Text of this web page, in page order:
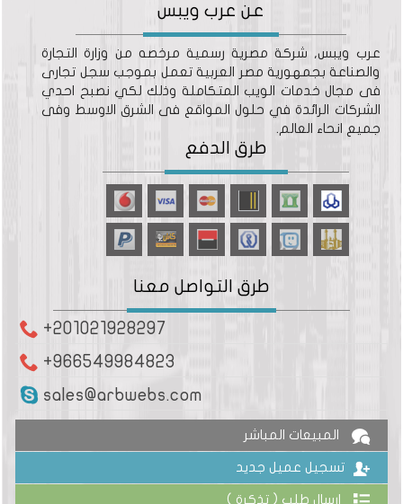
عن عرب ويبس
عرب ويبس, شركة مصرية رسمية مرخصه من وزارة التجارة
والصناعة بجمهورية مصر العربية تعمل بموجب سجل تجارى
فى مجال خدمات الويب المتكاملة وذلك لكي نصبح احدي
الشركات الرائدة في حلول المواقع فى الشرق الاوسط وفى
جميع انحاء العالم.
طرق الدفع
طرق التواصل معنا
+201021928297
+966549984823
sales@arbwebs.com
المبيعات المباشر
تسجيل عميل جديد
ارسال طلب ( تذكرة )